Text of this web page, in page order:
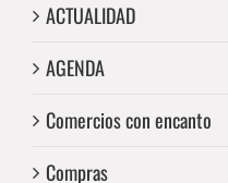
ACTUALIDAD
AGENDA
Comercios con encanto
Compras